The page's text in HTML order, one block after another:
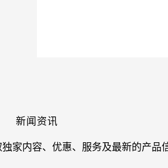
新闻资讯
家内容、优惠、服务及最新的产品